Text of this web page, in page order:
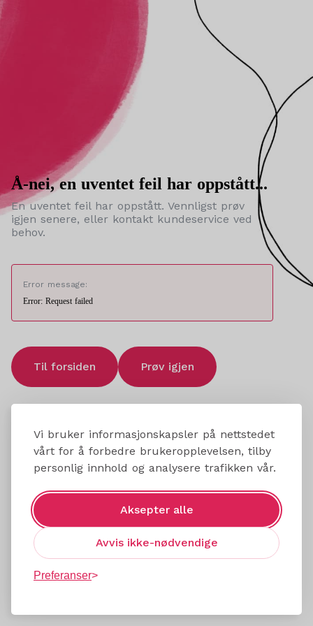
Vi bruker informasjonskapsler på nettstedet
vårt for å forbedre brukeropplevelsen, tilby
personlig innhold og analysere trafikken vår.
Aksepter alle
Avvis ikke-nødvendige
Preferanser
Å-nei, en uventet feil har oppstått...
En uventet feil har oppstått. Vennligst prøv
igjen senere, eller kontakt kundeservice ved
behov.
Error message:
Error: Request failed
Til forsiden Prøv igjen